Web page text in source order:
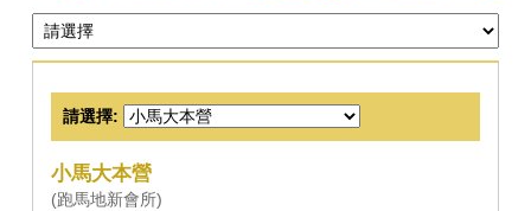
請選擇:
小馬大本營
(跑馬地新會所)